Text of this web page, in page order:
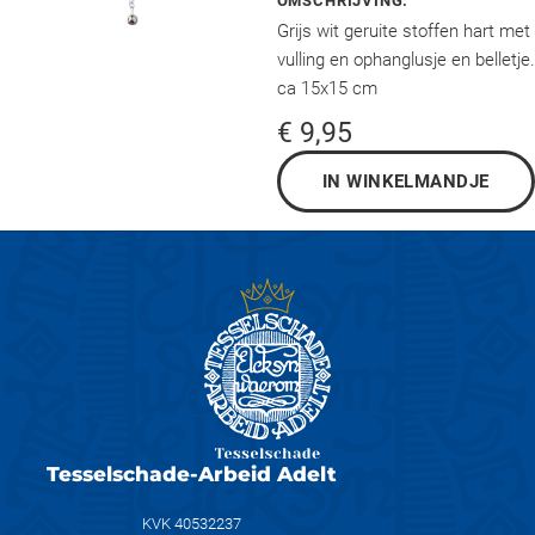
Grijs wit geruite stoffen hart met
vulling en ophanglusje en belletje.
ca 15x15 cm
€ 9,95
Tesselschade-Arbeid Adelt
KVK 40532237